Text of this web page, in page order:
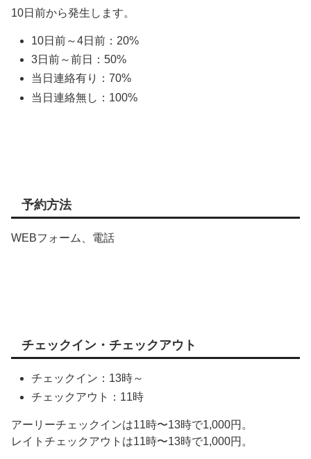
10日前から発生します。
10日前～4日前：20%
3日前～前日：50%
当日連絡有り：70%
当日連絡無し：100%
予約方法
WEBフォーム、電話
チェックイン・チェックアウト
チェックイン：13時～
チェックアウト：11時
アーリーチェックインは11時〜13時で1,000円。
レイトチェックアウトは11時〜13時で1,000円。